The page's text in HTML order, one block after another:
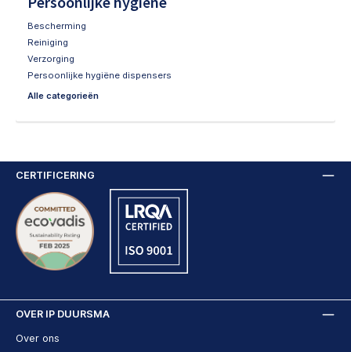
Bescherming
Reiniging
Verzorging
Persoonlijke hygiëne dispensers
Alle categorieën
OVER IP DUURSMA
Over ons
CERTIFICERING